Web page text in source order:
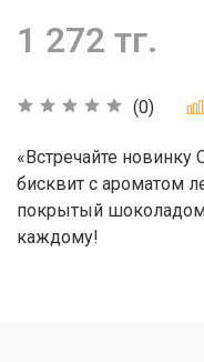
(0)
1 272 тг.
«Встречайте
бисквит с ароматом
покрытый
каждому!